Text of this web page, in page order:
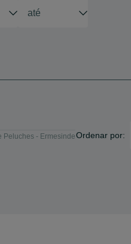
Peluches - ErmesindeOrdenar por: